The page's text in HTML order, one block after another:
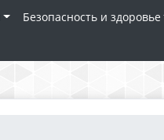
Безопасность и здоровье